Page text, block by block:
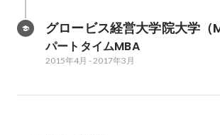
グロービス経営大学院大学（
パートタイムMBA
2015年4月 - 2017年3月